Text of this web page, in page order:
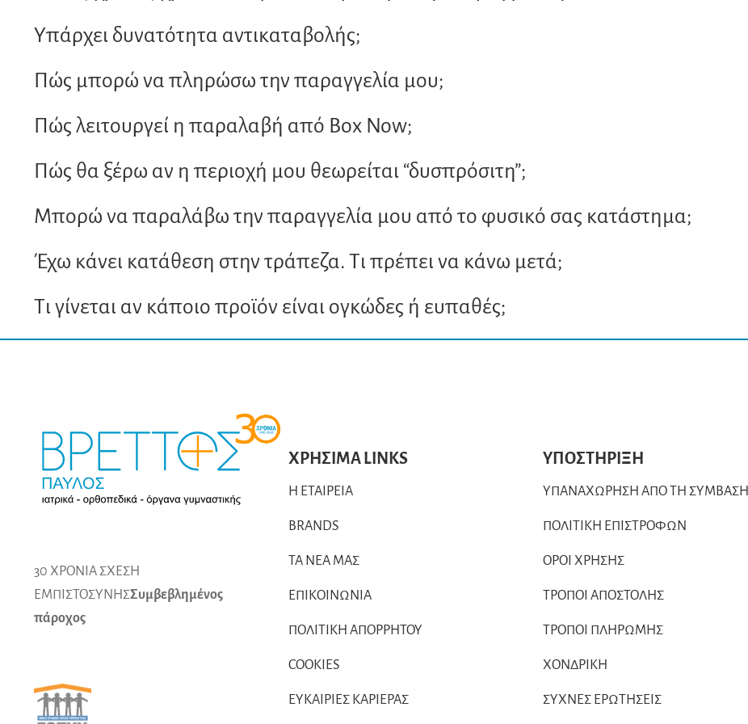
Υπάρχει δυνατότητα αντικαταβολής;
Πώς μπορώ να πληρώσω την παραγγελία μου;
Πώς λειτουργεί η παραλαβή από Box Now;
Πώς θα ξέρω αν η περιοχή μου θεωρείται “δυσπρόσιτη”;
Μπορώ να παραλάβω την παραγγελία μου από το φυσικό σας κατάστημα;
Έχω κάνει κατάθεση στην τράπεζα. Τι πρέπει να κάνω μετά;
Τι γίνεται αν κάποιο προϊόν είναι ογκώδες ή ευπαθές;
30 ΧΡΟΝΙΑ ΣΧΕΣΗ
ΕΜΠΙΣΤΟΣΥΝΗΣΣυμβεβλημένος
πάροχος
ΧΡΗΣΙΜΑ LINKS
Η ΕΤΑΙΡΕΙΑ
BRANDS
ΤΑ ΝΕΑ ΜΑΣ
ΕΠΙΚΟΙΝΩΝΙΑ
ΠΟΛΙΤΙΚΗ ΑΠΟΡΡΗΤΟΥ
COOKIES
ΕΥΚΑΙΡΙΕΣ ΚΑΡΙΕΡΑΣ
ΥΠΟΣΤΗΡΙΞΗ
ΥΠΑΝΑΧΩΡΗΣΗ ΑΠΟ ΤΗ ΣΥΜΒΑΣΗ
ΠΟΛΙΤΙΚΗ ΕΠΙΣΤΡΟΦΩΝ
ΟΡΟΙ ΧΡΗΣΗΣ
ΤΡΟΠΟΙ ΑΠΟΣΤΟΛΗΣ
ΤΡΟΠΟΙ ΠΛΗΡΩΜΗΣ
ΧΟΝΔΡΙΚΗ
ΣΥΧΝΕΣ ΕΡΩΤΗΣΕΙΣ